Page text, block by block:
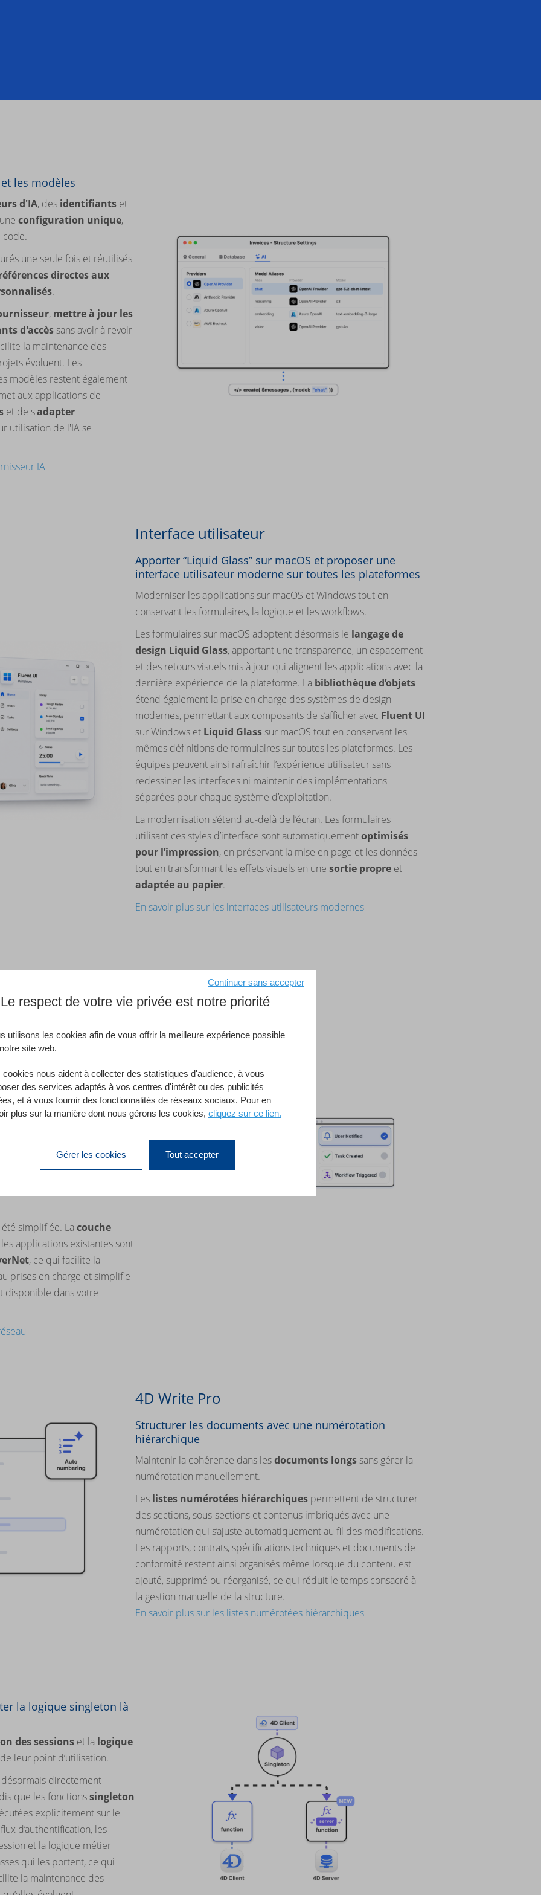
les modèles
d'IA, des identifiants et
configuration unique,
une seule fois et réutilisés
directes aux
.
, mettre à jour les
d'accès sans avoir à revoir
la maintenance des
évoluent. Les
modèles restent également
aux applications de
et de s'adapter
utilisation de l'IA se
IA
Interface utilisateur
Apporter “Liquid Glass” sur macOS et proposer une
interface utilisateur moderne sur toutes les plateformes
Moderniser les applications sur macOS et Windows tout en
conservant les formulaires, la logique et les workflows.
Les formulaires sur macOS adoptent désormais le langage de
design Liquid Glass, apportant une transparence, un espacement
et des retours visuels mis à jour qui alignent les applications avec la
dernière expérience de la plateforme. La bibliothèque d’objets
étend également la prise en charge des systèmes de design
modernes, permettant aux composants de s’afficher avec Fluent UI
sur Windows et Liquid Glass sur macOS tout en conservant les
mêmes définitions de formulaires sur toutes les plateformes. Les
équipes peuvent ainsi rafraîchir l’expérience utilisateur sans
redessiner les interfaces ni maintenir des implémentations
séparées pour chaque système d’exploitation.
La modernisation s’étend au-delà de l’écran. Les formulaires
utilisant ces styles d’interface sont automatiquementoptimisés
pour l’impression, en préservant la mise en page et les données
tout en transformant les effets visuels en une sortie propre et
adaptée au papier.
En savoir plus sur les interfaces utilisateurs modernes
événements de la
lestechnologies réseau
délais dans les processus
en charge leprotocole IDLE ,
les événements deboîte
d’e-mails, changements de
périodiques. Les
ainsi
réagir
réduire les requêtes inutiles
en temps réel des
simplifiée. La couche
applications existantes sont
, ce qui facilite la
prises en charge et simplifie
disponible dans votre
4D Write Pro
Structurer les documents avec une numérotation
hiérarchique
Maintenir la cohérence dans lesdocuments longs sans gérer la
numérotation manuellement.
Les listes numérotées hiérarchiques permettent de structurer
des sections, sous-sections et contenus imbriqués avec une
numérotation qui s’ajuste automatiquement au fil des modifications.
Les rapports, contrats, spécifications techniques et documents de
conformité restent ainsi organisés même lorsque du contenu est
ajouté, supprimé ou réorganisé, ce qui réduit le temps consacré à
la gestion manuelle de la structure.
En savoir plus sur les listes numérotées hiérarchiques
la logique singleton là
des sessions et la logique
leur point d’utilisation.
directement
que les fonctionssingleton
explicitement sur le
d’authentification, les
et la logique métier
qui les portent, ce qui
la maintenance des
Le respect de votre vie privée est notre priorité
utilisons les cookies afin de vous offrir la meilleure expérience possible
site web.
cookies nous aident à collecter des statistiques d'audience, à vous
des services adaptés à vos centres d'intérêt ou des publicités
et à vous fournir des fonctionnalités de réseaux sociaux. Pour en
plus sur la manière dont nous gérons les cookies, cliquez sur ce lien.
Gérer les cookies Tout accepter
Continuer sans accepter